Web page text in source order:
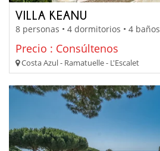
VILLA KEANU
8 personas • 4 dormitorios • 4 baños
Precio : Consúltenos
Costa Azul - Ramatuelle - L'Escalet